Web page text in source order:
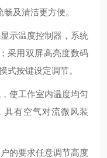
及清洁更方便。
示温度控制器 ，系统
采用双屏高亮度数码
式按键设定调节。
使工作室内温度均匀
具有空气对流微风装
的要求任意调节高度